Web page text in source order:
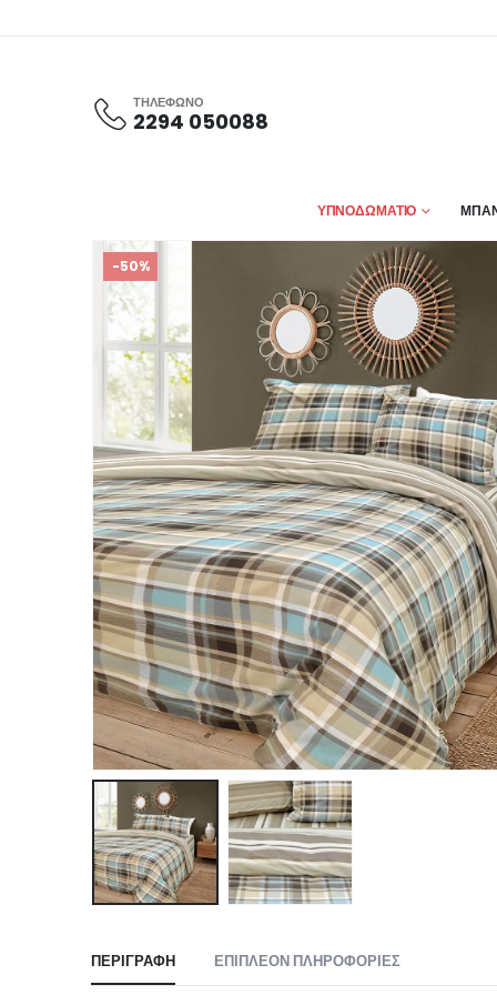
ΤΗΛΕΦΩΝΟ
2294 050088
ΥΠΝΟΔΩΜΑΤΙΟ
-50%
ΠΕΡΙΓΡΑΦΉ ΕΠΙΠΛΈΟΝ ΠΛΗΡΟΦΟΡΊΕΣ